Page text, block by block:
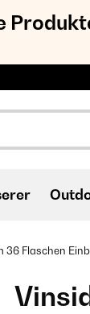
36 Flaschen